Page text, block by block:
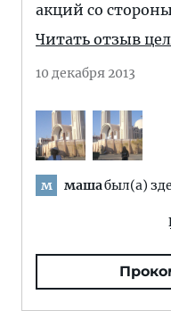
акций со
Читать отзыв
10 декабря 2013
м машабыл(а)